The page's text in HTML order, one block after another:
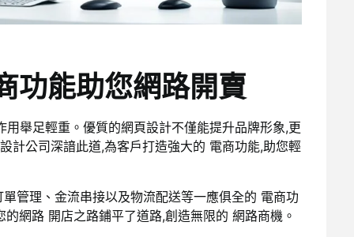
功能助您網路開賣
舉足輕重。優質的網頁設計不僅能提升品牌形象,更
計公司深諳此道,為客戶打造強大的 電商功能,助您輕
管理、金流串接以及物流配送等一應俱全的 電商功
網路 開店之路鋪平了道路,創造無限的 網路商機。